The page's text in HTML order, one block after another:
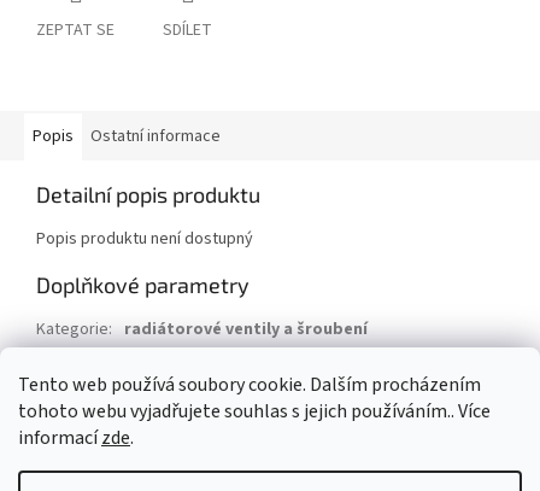
Tento web používá soubory cookie. Dalším procházením
tohoto webu vyjadřujete souhlas s jejich používáním.. Více
informacízde.
ZEPTAT SE SDÍLET
Popis Ostatní informace
Detailní popis produktu
Popis produktu není dostupný
Doplňkové parametry
Kategorie: radiátorové ventily a šroubení
Hmotnost
0.2 kg